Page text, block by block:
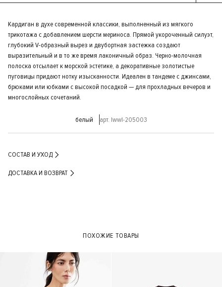
Кардиган в духе современной классики, выполненный из мягкого
трикотажа с добавлением шерсти мериноса. Прямой укороченный силуэт,
глубокий V-образный вырез и двубортная застежка создают
выразительный и в то же время лаконичный образ. Черно-молочная
полоска отсылает к морской эстетике, а декоративные золотистые
пуговицы придают нотку изысканности. Идеален в тандеме с джинсами,
брюками или юбками с высокой посадкой — для прохладных вечеров и
многослойных сочетаний.
белый арт. lwwl-205003
СОСТАВ И УХОД
ДОСТАВКА И ВОЗВРАТ
ПОХОЖИЕ ТОВАРЫ